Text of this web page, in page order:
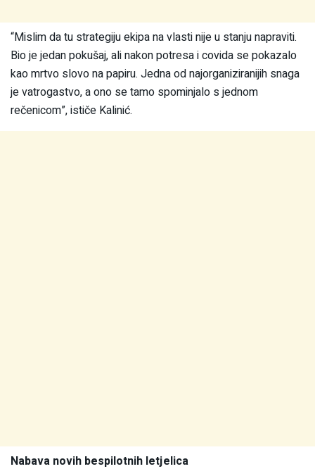
“Mislim da tu strategiju ekipa na vlasti nije u stanju napraviti.
Bio je jedan pokušaj, ali nakon potresa i covida se pokazalo
kao mrtvo slovo na papiru. Jedna od najorganiziranijih snaga
je vatrogastvo, a ono se tamo spominjalo s jednom
rečenicom”, ističe Kalinić.
Nabava novih bespilotnih letjelica